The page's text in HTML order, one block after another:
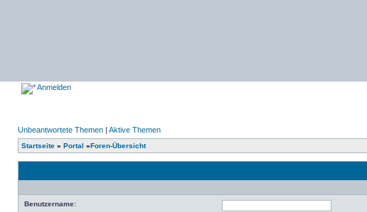
Anmelden
Unbeantwortete Themen | Aktive Themen
Startseite » Portal »Foren-Übersicht
Benutzername: